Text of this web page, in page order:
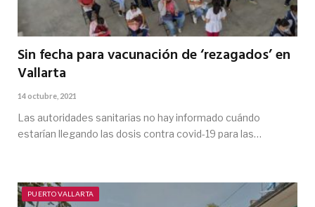
Sin fecha para vacunación de ‘rezagados’ en
Vallarta
14 octubre, 2021
Las autoridades sanitarias no hay informado cuándo
estarían llegando las dosis contra covid-19 para las…
PUERTO VALLARTA